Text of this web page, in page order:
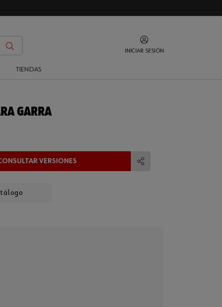
INICIAR SESIÓN
TIENDAS
GARRA
VERSIONES
Compartir